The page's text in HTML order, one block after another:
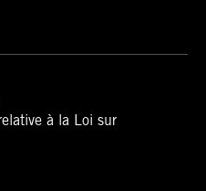
à la Loi sur